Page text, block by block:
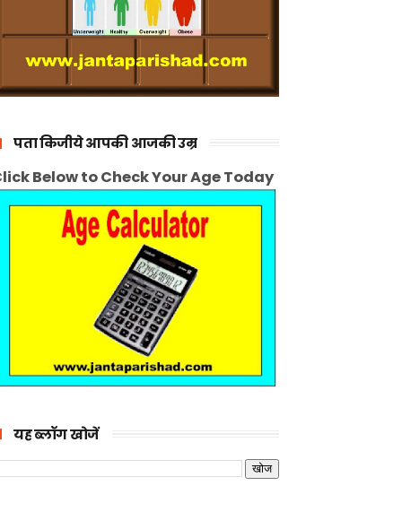
पता किजीये आपकी आजकी उम्र
Below to Check Your Age Today
यह ब्लॉग खोजें